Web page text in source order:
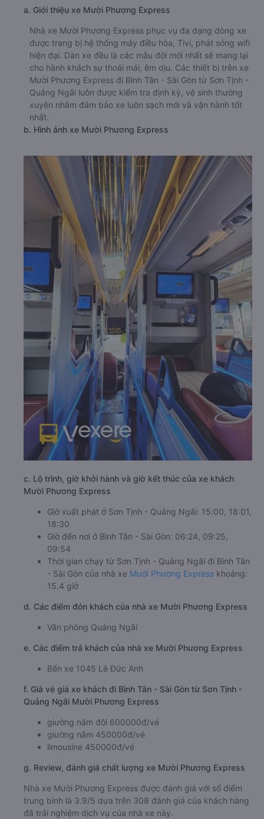
a. Giới thiệu xe Mười Phương Express
Nhà xe Mười Phương Express phục vụ đa dạng dòng xe
được trang bị hệ thống máy điều hòa, Tivi, phát sóng wifi
hiện đại. Dàn xe đều là các mẫu đời mới nhất sẽ mang lại
cho hành khách sự thoải mái, êm dịu. Các thiết bị trên xe
Mười Phương Express đi Bình Tân - Sài Gòn từ Sơn Tịnh -
Quảng Ngãi luôn được kiểm tra định kỳ, vệ sinh thường
xuyên nhằm đảm bảo xe luôn sạch mới và vận hành tốt
nhất.
b. Hình ảnh xe Mười Phương Express
c. Lộ trình, giờ khởi hành và giờ kết thúc của xe khách
Mười Phương Express
Giờ xuất phát ở Sơn Tịnh - Quảng Ngãi: 15:00, 18:01,
18:30
Giờ đến nơi ở Bình Tân - Sài Gòn: 06:24, 09:25,
09:54
Thời gian chạy từ Sơn Tịnh - Quảng Ngãi đi Bình Tân
- Sài Gòn của nhà xe Mười Phương Express khoảng:
15.4 giờ
d. Các điểm đón khách của nhà xe Mười Phương Express
Văn phòng Quảng Ngãi
e. Các điểm trả khách của nhà xe Mười Phương Express
Bến xe 1045 Lê Đức Anh
f. Giá vé giá xe khách đi Bình Tân - Sài Gòn từ Sơn Tịnh -
Quảng Ngãi Mười Phương Express
giường nằm đôi 600000đ/vé
giường nằm 450000đ/vé
limousine 450000đ/vé
g. Review, đánh giá chất lượng xe Mười Phương Express
Nhà xe Mười Phương Express được đánh giá với số điểm
trung bình là 3.9/5 dựa trên 308 đánh giá của khách hàng
đã trải nghiệm dịch vụ của nhà xe này.